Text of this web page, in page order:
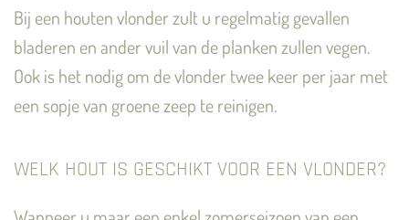
Bij een houten vlonder zult u regelmatig gevallen
bladeren en ander vuil van de planken zullen vegen.
Ook is het nodig om de vlonder twee keer per jaar met
een sopje van groene zeep te reinigen.
WELK HOUT IS GESCHIKT VOOR EEN VLONDER?